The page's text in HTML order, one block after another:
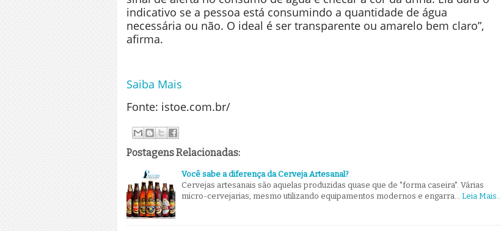
indicativo se a pessoa está consumindo a quantidade de água
necessária ou não. O ideal é ser transparente ou amarelo bem claro”,
afirma.
Saiba Mais
Fonte: istoe.com.br/
Postagens Relacionadas:
Você sabe a diferença da Cerveja Artesanal?
Cervejas artesanais são aquelas produzidas quase que de "forma caseira". Várias
micro-cervejarias, mesmo utilizando equipamentos modernos e engarra…
Leia Mais...